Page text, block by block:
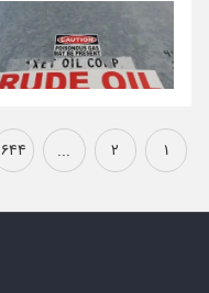
۱ ۲ ... ۶۴۴